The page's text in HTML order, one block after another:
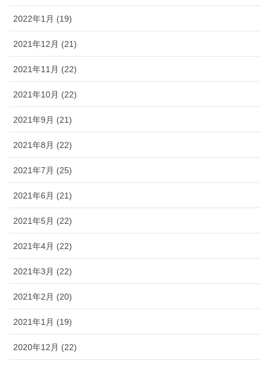
2022年1月 (19)
2021年12月 (21)
2021年11月 (22)
2021年10月 (22)
2021年9月 (21)
2021年8月 (22)
2021年7月 (25)
2021年6月 (21)
2021年5月 (22)
2021年4月 (22)
2021年3月 (22)
2021年2月 (20)
2021年1月 (19)
2020年12月 (22)